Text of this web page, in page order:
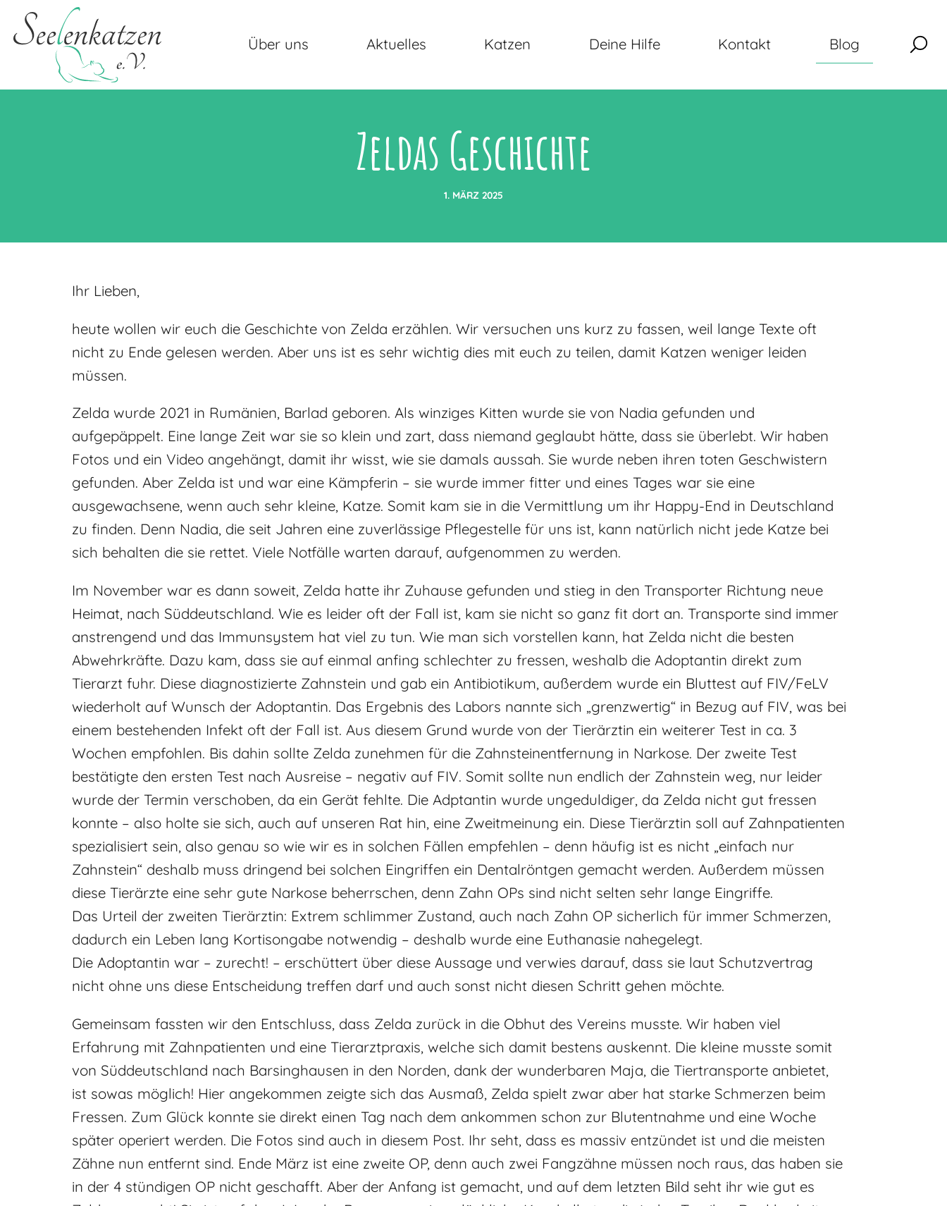
Über uns Aktuelles Katzen Deine Hilfe Kontakt Blog
Zeldas Geschichte
1. MÄRZ 2025
Ihr Lieben,
heute wollen wir euch die Geschichte von Zelda erzählen. Wir versuchen uns kurz zu fassen, weil lange Texte oft
nicht zu Ende gelesen werden. Aber uns ist es sehr wichtig dies mit euch zu teilen, damit Katzen weniger leiden
müssen.
Zelda wurde 2021 in Rumänien, Barlad geboren. Als winziges Kitten wurde sie von Nadia gefunden und
aufgepäppelt. Eine lange Zeit war sie so klein und zart, dass niemand geglaubt hätte, dass sie überlebt. Wir haben
Fotos und ein Video angehängt, damit ihr wisst, wie sie damals aussah. Sie wurde neben ihren toten Geschwistern
gefunden. Aber Zelda ist und war eine Kämpferin – sie wurde immer fitter und eines Tages war sie eine
ausgewachsene, wenn auch sehr kleine, Katze. Somit kam sie in die Vermittlung um ihr Happy-End in Deutschland
zu finden. Denn Nadia, die seit Jahren eine zuverlässige Pflegestelle für uns ist, kann natürlich nicht jede Katze bei
sich behalten die sie rettet. Viele Notfälle warten darauf, aufgenommen zu werden.
Im November war es dann soweit, Zelda hatte ihr Zuhause gefunden und stieg in den Transporter Richtung neue
Heimat, nach Süddeutschland. Wie es leider oft der Fall ist, kam sie nicht so ganz fit dort an. Transporte sind immer
anstrengend und das Immunsystem hat viel zu tun. Wie man sich vorstellen kann, hat Zelda nicht die besten
Abwehrkräfte. Dazu kam, dass sie auf einmal anfing schlechter zu fressen, weshalb die Adoptantin direkt zum
Tierarzt fuhr. Diese diagnostizierte Zahnstein und gab ein Antibiotikum, außerdem wurde ein Bluttest auf FIV/FeLV
wiederholt auf Wunsch der Adoptantin. Das Ergebnis des Labors nannte sich „grenzwertig“ in Bezug auf FIV, was bei
einem bestehenden Infekt oft der Fall ist. Aus diesem Grund wurde von der Tierärztin ein weiterer Test in ca. 3
Wochen empfohlen. Bis dahin sollte Zelda zunehmen für die Zahnsteinentfernung in Narkose. Der zweite Test
bestätigte den ersten Test nach Ausreise – negativ auf FIV. Somit sollte nun endlich der Zahnstein weg, nur leider
wurde der Termin verschoben, da ein Gerät fehlte. Die Adptantin wurde ungeduldiger, da Zelda nicht gut fressen
konnte – also holte sie sich, auch auf unseren Rat hin, eine Zweitmeinung ein. Diese Tierärztin soll auf Zahnpatienten
spezialisiert sein, also genau so wie wir es in solchen Fällen empfehlen – denn häufig ist es nicht „einfach nur
Zahnstein“ deshalb muss dringend bei solchen Eingriffen ein Dentalröntgen gemacht werden. Außerdem müssen
diese Tierärzte eine sehr gute Narkose beherrschen, denn Zahn OPs sind nicht selten sehr lange Eingriffe.
Das Urteil der zweiten Tierärztin: Extrem schlimmer Zustand, auch nach Zahn OP sicherlich für immer Schmerzen,
dadurch ein Leben lang Kortisongabe notwendig – deshalb wurde eine Euthanasie nahegelegt.
Die Adoptantin war – zurecht! – erschüttert über diese Aussage und verwies darauf, dass sie laut Schutzvertrag
nicht ohne uns diese Entscheidung treffen darf und auch sonst nicht diesen Schritt gehen möchte.
Gemeinsam fassten wir den Entschluss, dass Zelda zurück in die Obhut des Vereins musste. Wir haben viel
Erfahrung mit Zahnpatienten und eine Tierarztpraxis, welche sich damit bestens auskennt. Die kleine musste somit
von Süddeutschland nach Barsinghausen in den Norden, dank der wunderbaren Maja, die Tiertransporte anbietet,
ist sowas möglich! Hier angekommen zeigte sich das Ausmaß, Zelda spielt zwar aber hat starke Schmerzen beim
Fressen. Zum Glück konnte sie direkt einen Tag nach dem ankommen schon zur Blutentnahme und eine Woche
später operiert werden. Die Fotos sind auch in diesem Post. Ihr seht, dass es massiv entzündet ist und die meisten
Zähne nun entfernt sind. Ende März ist eine zweite OP, denn auch zwei Fangzähne müssen noch raus, das haben sie
in der 4 stündigen OP nicht geschafft. Aber der Anfang ist gemacht, und auf dem letzten Bild seht ihr wie gut es